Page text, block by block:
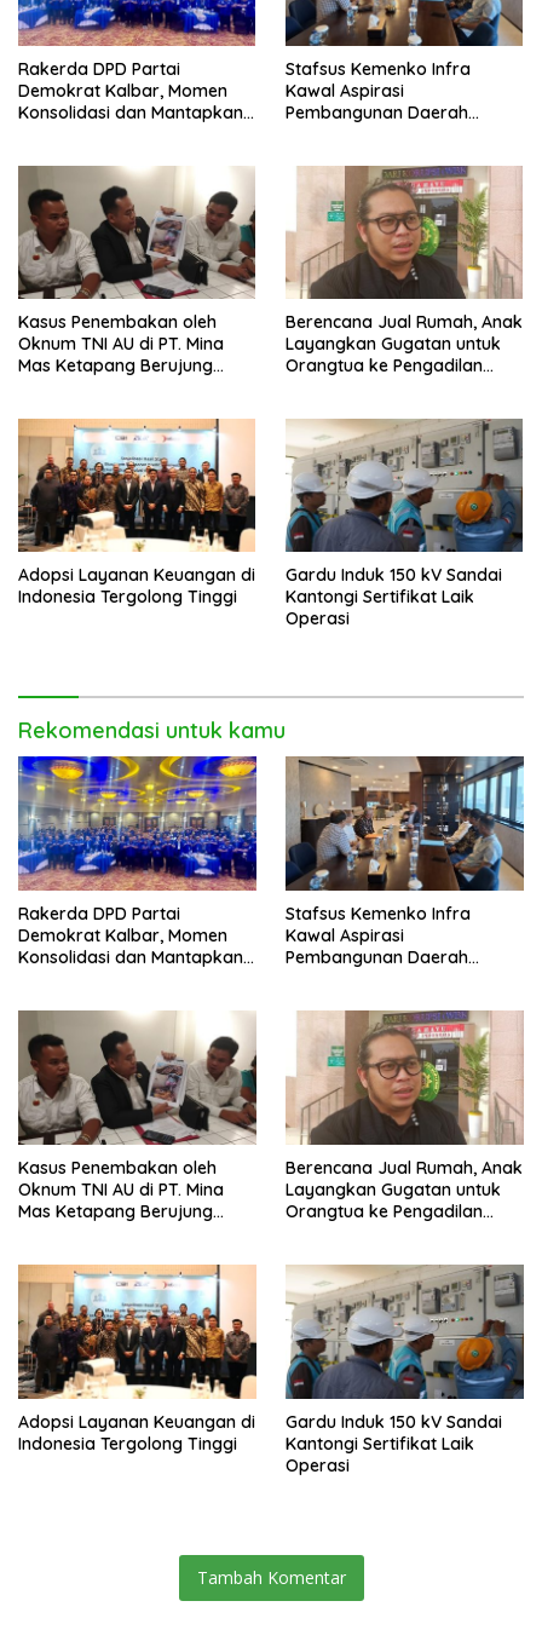
Rakerda DPD Partai
Demokrat Kalbar, Momen
Konsolidasi dan Mantapkan
Stafsus Kemenko Infra
Kawal Aspirasi
Pembangunan Daerah
Kasus Penembakan oleh
Oknum TNI AU di PT. Mina
Mas Ketapang Berujung
Berencana Jual Rumah, Anak
Layangkan Gugatan untuk
Orangtua ke Pengadilan
Adopsi Layanan Keuangan di
Indonesia Tergolong Tinggi
Gardu Induk 150 kV Sandai
Kantongi Sertifikat Laik
Operasi
Rekomendasi untuk kamu
Rakerda DPD Partai
Demokrat Kalbar, Momen
Konsolidasi dan Mantapkan
Stafsus Kemenko Infra
Kawal Aspirasi
Pembangunan Daerah
Kasus Penembakan oleh
Oknum TNI AU di PT. Mina
Mas Ketapang Berujung
Berencana Jual Rumah, Anak
Layangkan Gugatan untuk
Orangtua ke Pengadilan
Adopsi Layanan Keuangan di
Indonesia Tergolong Tinggi
Gardu Induk 150 kV Sandai
Kantongi Sertifikat Laik
Operasi
Tambah Komentar